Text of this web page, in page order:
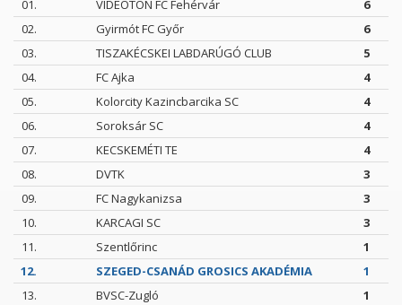
01.
VIDEOTON FC Fehérvár
6
02.
Gyirmót FC Győr
6
03.
TISZAKÉCSKEI LABDARÚGÓ CLUB
5
04.
FC Ajka
4
05.
Kolorcity Kazincbarcika SC
4
06.
Soroksár SC
4
07.
KECSKEMÉTI TE
4
08.
DVTK
3
09.
FC Nagykanizsa
3
10.
KARCAGI SC
3
11.
Szentlőrinc
1
12.
SZEGED-CSANÁD GROSICS AKADÉMIA
1
13.
BVSC-Zugló
1